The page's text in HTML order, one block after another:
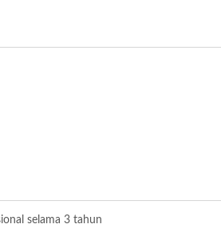
selama 3 tahun